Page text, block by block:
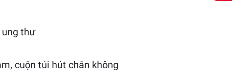
thư
cuộn túi hút chân không